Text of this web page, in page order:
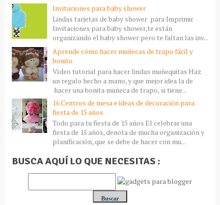
Invitaciones para baby shower
Lindas tarjetas de baby shower para Imprimir
Invitaciones para baby shower,te están
organizando el baby shower pero te faltan las inv...
Aprende cómo hacer muñecas de trapo fácil y
bonito
Vídeo tutorial para hacer lindas muñequitas Haz
un regalo hecho a mano, y que mejor idea la de
hacer una bonita muñeca de trapo, si tiene...
16 Centros de mesa e ideas de decoración para
fiesta de 15 años
Todo para tu fiesta de 15 años El celebrar una
fiesta de 15 años, denota de mucha organización y
planificación, que se debe de hacer con mu...
BUSCA AQUÍ LO QUE NECESITAS :